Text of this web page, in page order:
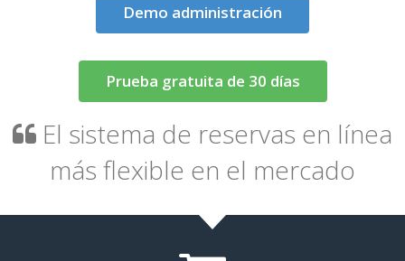
Demo administración
Prueba gratuita de 30 días
El sistema de reservas en línea
más flexible en el mercado